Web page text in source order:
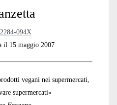
094X
il 15 maggio 2007
vegani nei supermercati,
supermercati»